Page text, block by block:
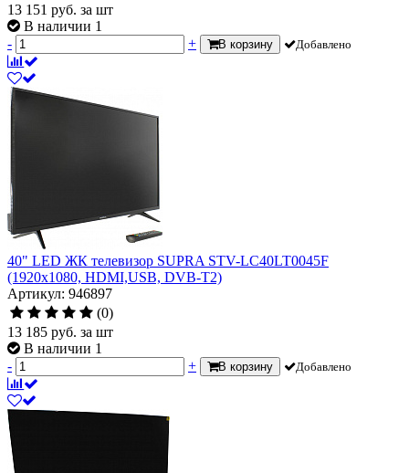
13 151 руб. за шт
В наличии 1
-
+ В корзину Добавлено
40" LED ЖК телевизор SUPRA STV-LC40LT0045F
(1920x1080, HDMI,USB, DVB-T2)
Артикул: 946897
(0)
13 185 руб. за шт
В наличии 1
-
+ В корзину Добавлено